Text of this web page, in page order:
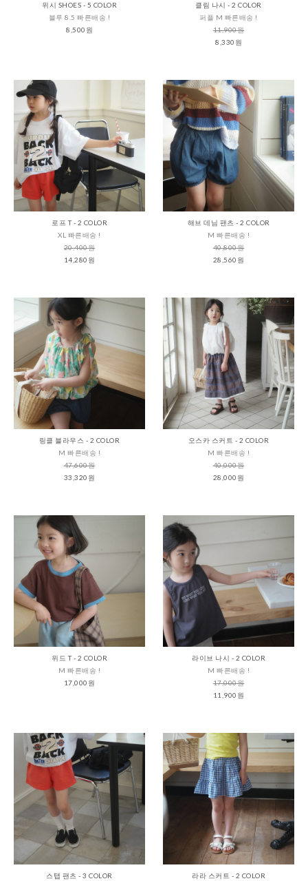
위시 SHOES - 5 COLOR
블루 8.5 빠른배송 !
8,500원
클림 나시 - 2 COLOR
퍼플 M 빠른배송 !
11,900원
8,330원
로프 T - 2 COLOR
XL 빠른배송 !
20,400원
14,280원
해브 데님 팬츠 - 2 COLOR
M 빠른배송 !
40,800원
28,560원
링클 블라우스 - 2 COLOR
M 빠른배송 !
47,600원
33,320원
오스카 스커트 - 2 COLOR
M 빠른배송 !
40,000원
28,000원
위드 T - 2 COLOR
M 빠른배송 !
17,000원
라이브 나시 - 2 COLOR
M 빠른배송 !
17,000원
11,900원
스탭 팬츠 - 3 COLOR
라라 스커트 - 2 COLOR